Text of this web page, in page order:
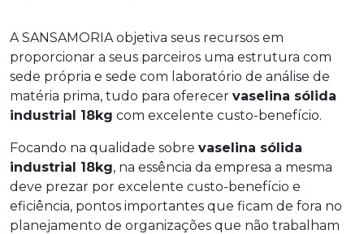
A SANSAMORIA objetiva seus recursos em
proporcionar a seus parceiros uma estrutura com
sede própria e sede com laboratório de análise de
matéria prima, tudo para oferecer vaselina sólida
industrial 18kg com excelente custo-benefício.
Focando na qualidade sobre vaselina sólida
industrial 18kg, na essência da empresa a mesma
deve prezar por excelente custo-benefício e
eficiência, pontos importantes que ficam de fora no
planejamento de organizações que não trabalham